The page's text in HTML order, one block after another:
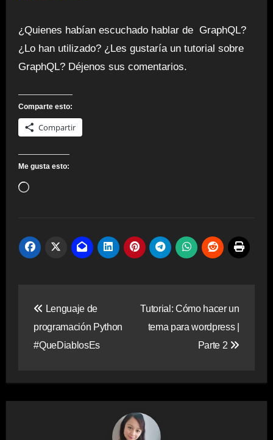
¿Quienes habían escuchado hablar de GraphQL?
¿Lo han utilizado? ¿Les gustaría un tutorial sobre
GraphQL? Déjenos sus comentarios.
Comparte esto:
Compartir
Me gusta esto:
Cargando...
de
entradas
Lenguaje de
programación Python
#QueDiablosEs
Tutorial: Cómo hacer un
tema para wordpress |
Parte 2